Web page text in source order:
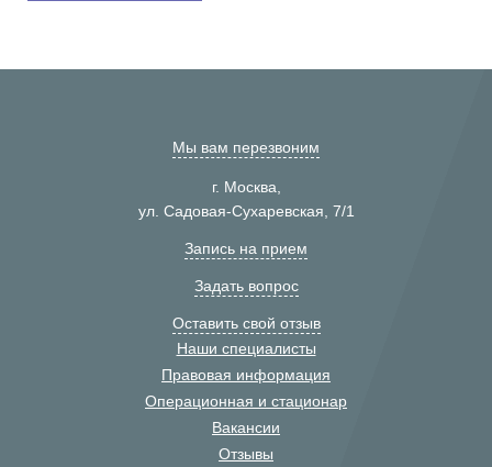
Мы вам перезвоним
г. Москва,
ул. Садовая-Сухаревская, 7/1
Запись на прием
Задать вопрос
Оставить свой отзыв
Наши специалисты
Правовая информация
Операционная и стационар
Вакансии
Отзывы